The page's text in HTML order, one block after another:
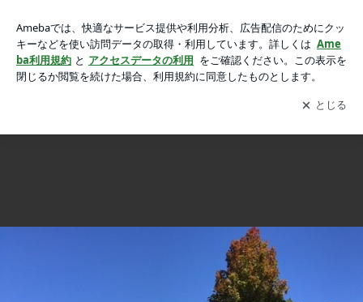
いの画像
目的が、はっきりしていると継続できるかも。目標と目的の違い